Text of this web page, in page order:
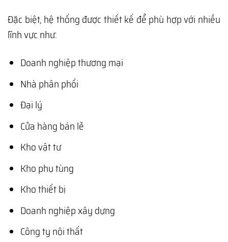
Đặc biệt, hệ thống được thiết kế để phù hợp với nhiều
lĩnh vực như:
Doanh nghiệp thương mại
Nhà phân phối
Đại lý
Cửa hàng bán lẻ
Kho vật tư
Kho phụ tùng
Kho thiết bị
Doanh nghiệp xây dựng
Công ty nội thất